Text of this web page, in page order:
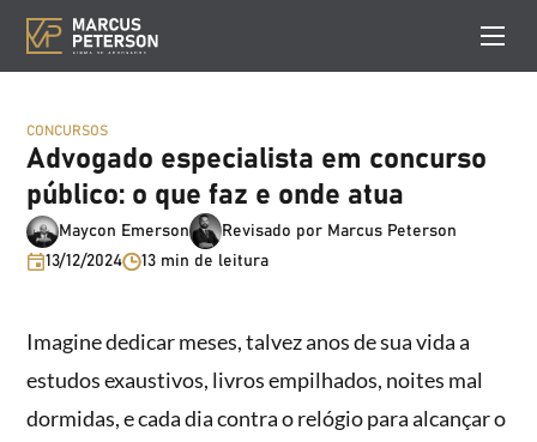
CONCURSOS
Advogado especialista em concurso
público: o que faz e onde atua
Maycon Emerson
Revisado por Marcus Peterson
13/12/2024
13 min de leitura
Imagine dedicar meses, talvez anos de sua vida a
estudos exaustivos, livros empilhados, noites mal
dormidas, e cada dia contra o relógio para alcançar o